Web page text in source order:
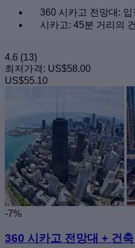
360 시카고 전망대: 입
시카고: 45분 거리의
4.6 (13)
최저가격: US$58.00
US$55.10
-7%
360 시카고 전망대 + 건